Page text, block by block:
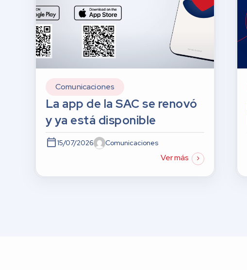
Comunicaciones
La app de la SAC se renovó
y ya está disponible
15/07/2026 Comunicaciones
Ver más